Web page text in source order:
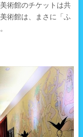
術館のチケットは共
術館は、まさに「ふ